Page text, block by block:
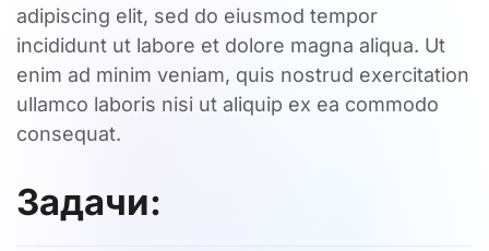
adipiscing elit, sed do eiusmod tempor
incididunt ut labore et dolore magna aliqua. Ut
enim ad minim veniam, quis nostrud exercitation
ullamco laboris nisi ut aliquip ex ea commodo
consequat.
Задачи: